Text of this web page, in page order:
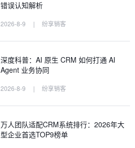
错误认知解析
2026-8-9 | 纷享销客
深度科普：AI 原生 CRM 如何打通 AI
Agent 业务协同
2026-8-9 | 纷享销客
万人团队适配CRM系统排行：2026年大
型企业首选TOP9榜单